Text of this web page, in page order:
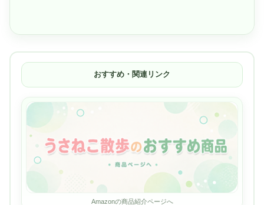
おすすめ・関連リンク
Amazonの商品紹介ページへ